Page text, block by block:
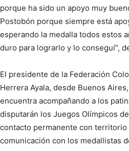
porque ha sido un apoyo muy
Postobón porque siempre está
esperando la medalla todos estos
duro para lograrlo y lo conseguí”,
El presidente de la Federación
Herrera Ayala, desde Buenos
encuentra acompañando a los
disputarán los Juegos Olímpicos
contacto permanente con territorio
comunicación con los medallistas